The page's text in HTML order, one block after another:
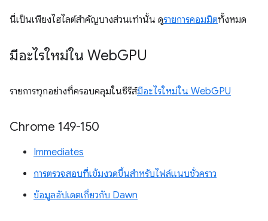
นี่เป็นเพียงไฮไลต์สำคัญบางส่วนเท่านั้น ดูรายการคอมมิตทั้งหมด
มีอะไรใหม่ใน WebGPU
รายการทุกอย่างที่ครอบคลุมในซีรีส์มีอะไรใหม่ใน WebGPU
Chrome 149-150
Immediates
การตรวจสอบที่เข้มงวดขึ้นสำหรับไฟล์แนบชั่วคราว
ข้อมูลอัปเดตเกี่ยวกับ Dawn